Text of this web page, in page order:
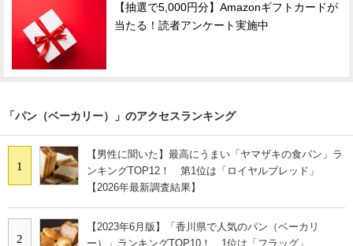
【抽選で5,000円分】Amazonギフトカードが
当たる！読者アンケート実施中
「パン（ベーカリー）」のアクセスランキング
1
【男性に聞いた】最高にうまい「ヤマザキの食パン」ラ
ンキングTOP12！ 第1位は「ロイヤルブレッド」
【2026年最新調査結果】
2
【2023年6月版】「香川県で人気のパン（ベーカリ
ー）」ランキングTOP10！ 1位は「フラッグ」